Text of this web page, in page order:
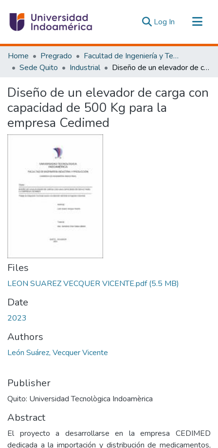
Log In (current)
Communities & Collections
All of DSpace
Estadísticas Externas
Home Pregrado
Facultad de Ingeniería y Tecnologías de la Información y la Comunicación
Sede Quito
Industrial Diseño de un elevador de carga con capacidad de 500 Kg para la empresa Cedimed
Diseño de un elevador de carga con
capacidad de 500 Kg para la
empresa Cedimed
Files
LEON SUAREZ VECQUER VICENTE.pdf(5.5 MB)
Date
2023
Authors
León Suárez, Vecquer Vicente
Publisher
Quito: Universidad Tecnològica Indoamèrica
Abstract
El proyecto a desarrollarse en la empresa CEDIMED
dedicada a la importación y distribución de medicamentos,